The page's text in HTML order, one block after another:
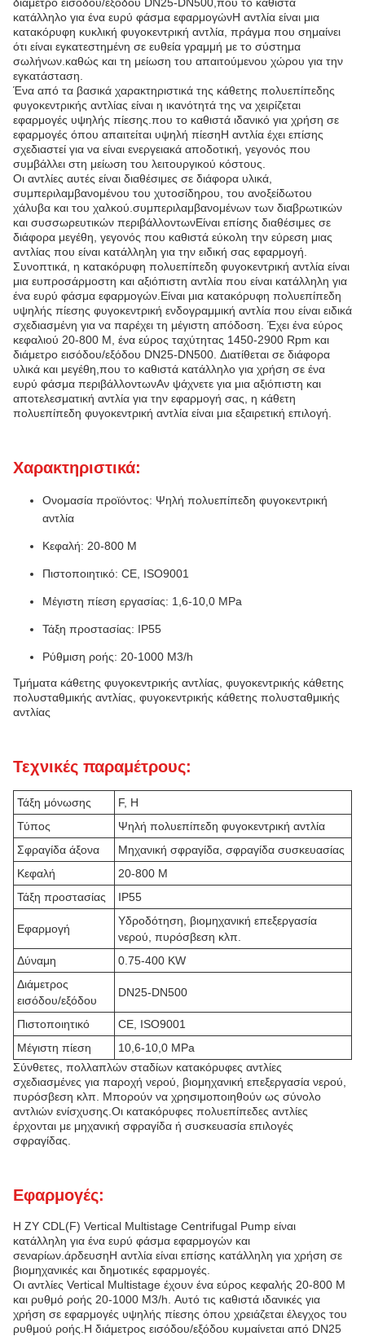
κατάλληλο για ένα ευρύ φάσμα εφαρμογώνΗ αντλία είναι μια
κατακόρυφη κυκλική φυγοκεντρική αντλία, πράγμα που σημαίνει
ότι είναι εγκατεστημένη σε ευθεία γραμμή με το σύστημα
σωλήνων.καθώς και τη μείωση του απαιτούμενου χώρου για την
εγκατάσταση.
Ένα από τα βασικά χαρακτηριστικά της κάθετης πολυεπίπεδης
φυγοκεντρικής αντλίας είναι η ικανότητά της να χειρίζεται
εφαρμογές υψηλής πίεσης.που το καθιστά ιδανικό για χρήση σε
εφαρμογές όπου απαιτείται υψηλή πίεσηΗ αντλία έχει επίσης
σχεδιαστεί για να είναι ενεργειακά αποδοτική, γεγονός που
συμβάλλει στη μείωση του λειτουργικού κόστους.
Οι αντλίες αυτές είναι διαθέσιμες σε διάφορα υλικά,
συμπεριλαμβανομένου του χυτοσίδηρου, του ανοξείδωτου
χάλυβα και του χαλκού.συμπεριλαμβανομένων των διαβρωτικών
και συσσωρευτικών περιβάλλοντωνΕίναι επίσης διαθέσιμες σε
διάφορα μεγέθη, γεγονός που καθιστά εύκολη την εύρεση μιας
αντλίας που είναι κατάλληλη για την ειδική σας εφαρμογή.
Συνοπτικά, η κατακόρυφη πολυεπίπεδη φυγοκεντρική αντλία είναι
μια ευπροσάρμοστη και αξιόπιστη αντλία που είναι κατάλληλη για
ένα ευρύ φάσμα εφαρμογών.Είναι μια κατακόρυφη πολυεπίπεδη
υψηλής πίεσης φυγοκεντρική ενδογραμμική αντλία που είναι ειδικά
σχεδιασμένη για να παρέχει τη μέγιστη απόδοση. Έχει ένα εύρος
κεφαλιού 20-800 M, ένα εύρος ταχύτητας 1450-2900 Rpm και
διάμετρο εισόδου/εξόδου DN25-DN500. Διατίθεται σε διάφορα
υλικά και μεγέθη,που το καθιστά κατάλληλο για χρήση σε ένα
ευρύ φάσμα περιβάλλοντωνΑν ψάχνετε για μια αξιόπιστη και
αποτελεσματική αντλία για την εφαρμογή σας, η κάθετη
πολυεπίπεδη φυγοκεντρική αντλία είναι μια εξαιρετική επιλογή.
Χαρακτηριστικά:
Ονομασία προϊόντος: Ψηλή πολυεπίπεδη φυγοκεντρική
αντλία
Κεφαλή: 20-800 M
Πιστοποιητικό: CE, ISO9001
Μέγιστη πίεση εργασίας: 1,6-10,0 MPa
Τάξη προστασίας: IP55
Ρύθμιση ροής: 20-1000 M3/h
Τμήματα κάθετης φυγοκεντρικής αντλίας, φυγοκεντρικής κάθετης
πολυσταθμικής αντλίας, φυγοκεντρικής κάθετης πολυσταθμικής
αντλίας
Τεχνικές παραμέτρους:
Τάξη μόνωσης
F, H
Τύπος
Ψηλή πολυεπίπεδη φυγοκεντρική αντλία
Σφραγίδα άξονα
Μηχανική σφραγίδα, σφραγίδα συσκευασίας
Κεφαλή
20-800 M
Τάξη προστασίας
IP55
Εφαρμογή
Υδροδότηση, βιομηχανική επεξεργασία
νερού, πυρόσβεση κλπ.
Δύναμη
0.75-400 KW
Διάμετρος
εισόδου/εξόδου
DN25-DN500
Πιστοποιητικό
CE, ISO9001
Μέγιστη πίεση
10,6-10,0 MPa
Σύνθετες, πολλαπλών σταδίων κατακόρυφες αντλίες
σχεδιασμένες για παροχή νερού, βιομηχανική επεξεργασία νερού,
πυρόσβεση κλπ. Μπορούν να χρησιμοποιηθούν ως σύνολο
αντλιών ενίσχυσης.Οι κατακόρυφες πολυεπίπεδες αντλίες
έρχονται με μηχανική σφραγίδα ή συσκευασία επιλογές
σφραγίδας.
Εφαρμογές:
Η ZY CDL(F) Vertical Multistage Centrifugal Pump είναι
κατάλληλη για ένα ευρύ φάσμα εφαρμογών και
σεναρίων.άρδευσηΗ αντλία είναι επίσης κατάλληλη για χρήση σε
βιομηχανικές και δημοτικές εφαρμογές.
Οι αντλίες Vertical Multistage έχουν ένα εύρος κεφαλής 20-800 M
και ρυθμό ροής 20-1000 M3/h. Αυτό τις καθιστά ιδανικές για
χρήση σε εφαρμογές υψηλής πίεσης όπου χρειάζεται έλεγχος του
ρυθμού ροής.Η διάμετρος εισόδου/εξόδου κυμαίνεται από DN25